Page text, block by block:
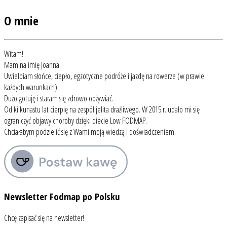
O mnie
Witam!
Mam na imię Joanna.
Uwielbiam słońce, ciepło, egzotyczne podróże i jazdę na rowerze (w prawie
każdych warunkach).
Dużo gotuję i staram się zdrowo odżywiać.
Od kilkunastu lat cierpię na zespół jelita drażliwego. W 2015 r. udało mi się
ograniczyć objawy choroby dzięki diecie Low FODMAP.
Chciałabym podzielić się z Wami moją wiedzą i doświadczeniem.
Newsletter Fodmap po Polsku
Chcę zapisać się na newsletter!